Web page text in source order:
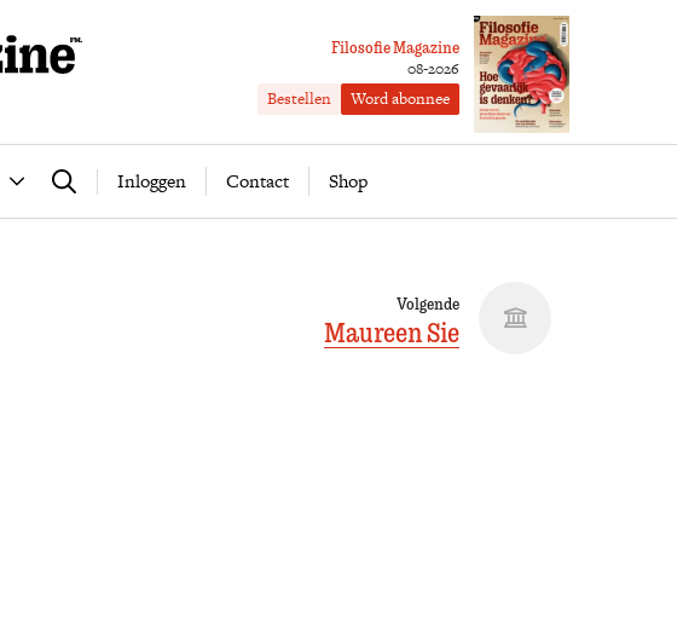
Filosofie Magazine
08-2026
Bestellen Word abonnee
Zoeken Inloggen Contact Shop
Alles over filosofie Word abonnee
Volgende
Maureen Sie